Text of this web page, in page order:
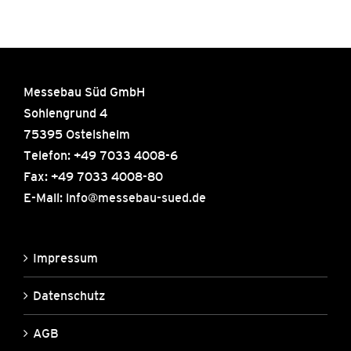
Messebau Süd GmbH
Sohlengrund 4
75395 Ostelsheim
Telefon: +49 7033 4008-6
Fax: +49 7033 4008-80
E-Mail: info@messebau-sued.de
Impressum
Datenschutz
AGB